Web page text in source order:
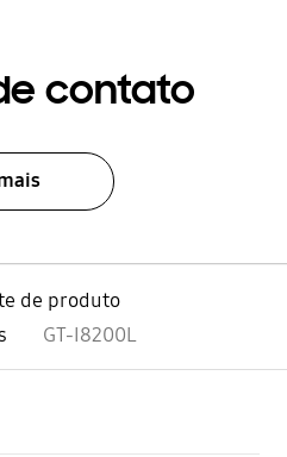
contato
de produto
GT-I8200L